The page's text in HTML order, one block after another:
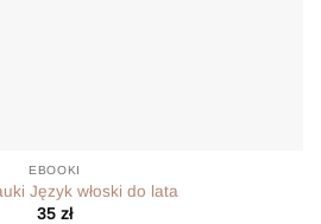
EBOOKI
Język włoski do lata
35 zł